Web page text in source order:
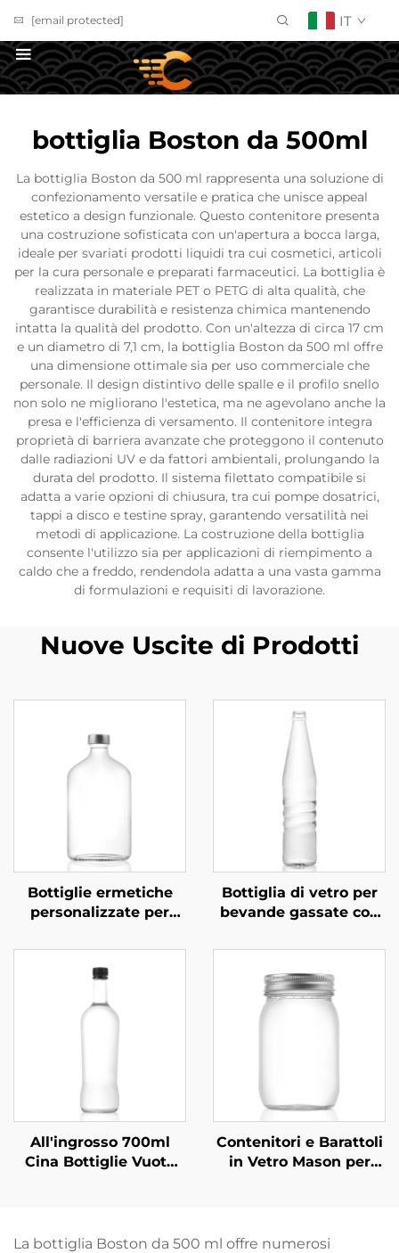
[email protected] IT
bottiglia Boston da 500ml
La bottiglia Boston da 500 ml rappresenta una soluzione di
confezionamento versatile e pratica che unisce appeal
estetico a design funzionale. Questo contenitore presenta
una costruzione sofisticata con un'apertura a bocca larga,
ideale per svariati prodotti liquidi tra cui cosmetici, articoli
per la cura personale e preparati farmaceutici. La bottiglia è
realizzata in materiale PET o PETG di alta qualità, che
garantisce durabilità e resistenza chimica mantenendo
intatta la qualità del prodotto. Con un'altezza di circa 17 cm
e un diametro di 7,1 cm, la bottiglia Boston da 500 ml offre
una dimensione ottimale sia per uso commerciale che
personale. Il design distintivo delle spalle e il profilo snello
non solo ne migliorano l'estetica, ma ne agevolano anche la
presa e l'efficienza di versamento. Il contenitore integra
proprietà di barriera avanzate che proteggono il contenuto
dalle radiazioni UV e da fattori ambientali, prolungando la
durata del prodotto. Il sistema filettato compatibile si
adatta a varie opzioni di chiusura, tra cui pompe dosatrici,
tappi a disco e testine spray, garantendo versatilità nei
metodi di applicazione. La costruzione della bottiglia
consente l'utilizzo sia per applicazioni di riempimento a
caldo che a freddo, rendendola adatta a una vasta gamma
di formulazioni e requisiti di lavorazione.
Nuove Uscite di Prodotti
Bottiglie ermetiche
personalizzate per
succo e bevande da
270 ml, 350 ml e 530
Bottiglia di vetro per
bevande gassate con
ricaricabile ODM da
530 ml
All'ingrosso 700ml
Cina Bottiglie Vuote
Contenitori e Barattoli
in Vetro Mason per
500ml
La bottiglia Boston da 500 ml offre numerosi